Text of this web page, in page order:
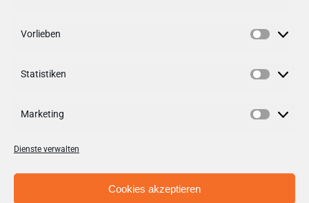
Vorlieben
Statistiken
Marketing
Dienste verwalten
Cookies akzeptieren
Follow us on